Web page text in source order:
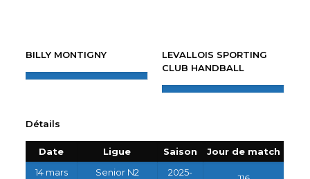
BILLY MONTIGNY
LEVALLOIS SPORTING
CLUB HANDBALL
Détails
Date Ligue Saison
Jour de match
14 mars
Senior N2
2025-